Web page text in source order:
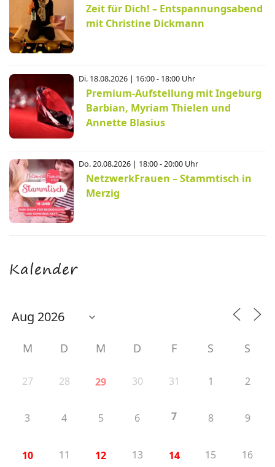
Zeit für Dich! – Entspannungsabend
mit Christine Dickmann
Di. 18.08.2026 | 16:00 - 18:00 Uhr
Premium-Aufstellung mit Ingeburg
Barbian, Myriam Thielen und
Annette Blasius
Do. 20.08.2026 | 18:00 - 20:00 Uhr
NetzwerkFrauen – Stammtisch in
Merzig
Kalender
M D M D F S S
27 28 29 30 31 1 2
3 4 5 6 7 8 9
10 11 12 13 14 15 16